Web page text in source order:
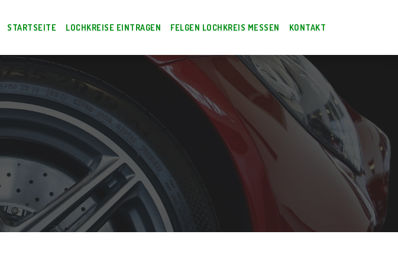
STARTSEITE LOCHKREISE EINTRAGEN FELGEN LOCHKREIS MESSEN KONTAKT